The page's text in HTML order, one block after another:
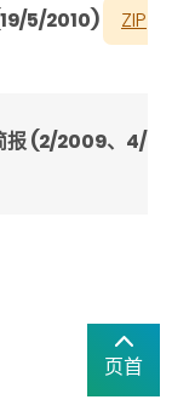
5/2010) ZIP
报 (2/2009、 4/
页首